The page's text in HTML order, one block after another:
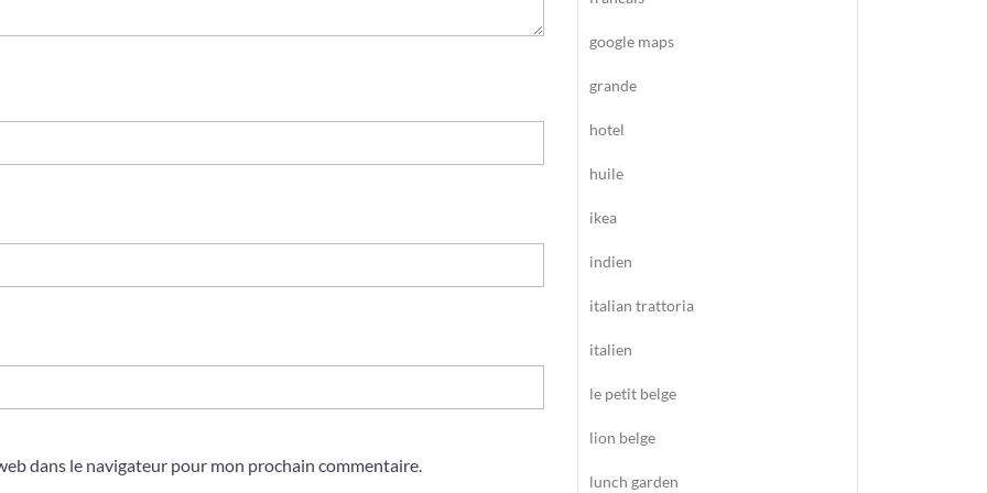
dans le navigateur pour mon prochain commentaire.
google maps
grande
hotel
huile
ikea
indien
italian trattoria
italien
le petit belge
lion belge
lunch garden